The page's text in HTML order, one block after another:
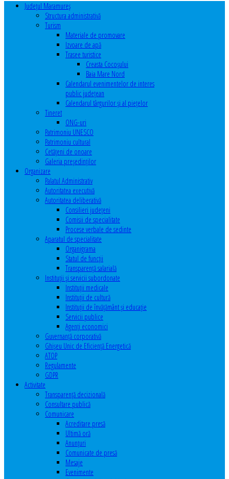
Judeţul Maramureş
Structura administrativă
Turism
Materiale de promovare
Izvoare de apă
Trasee turistice
Creasta Cocoșului
Baia Mare Nord
Calendarul evenimentelor de interes
public judeţean
Calendarul târgurilor şi al pieţelor
Tineret
ONG-uri
Patrimoniu UNESCO
Patrimoniu cultural
Cetăţeni de onoare
Galeria președinților
Organizare
Palatul Administrativ
Autoritatea executivă
Autoritatea deliberativă
Consilieri judeţeni
Comisii de specialitate
Procese verbale de sedinte
Aparatul de specialitate
Organigrama
Statul de funcții
Transparență salarială
Instituţii şi servicii subordonate
Instituţii medicale
Instituţii de cultură
Instituţii de învăţământ şi educaţie
Servicii publice
Agenţi economici
Guvernanță corporativă
Ghişeu Unic de Eficienţă Energetică
ATOP
Regulamente
GDPR
Activitate
Transparenţă decizională
Consultare publică
Comunicare
Acreditare presă
Ultimă oră
Anunţuri
Comunicate de presă
Mesaje
Evenimente